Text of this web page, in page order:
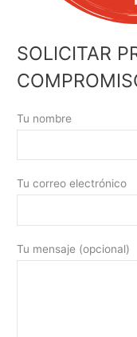
SOLICITAR
Tu nombre
Tu correo electrónico
Tu mensaje (opcional)